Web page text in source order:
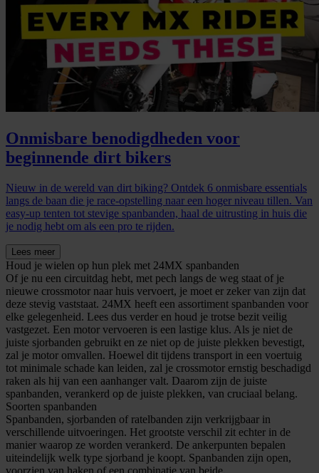
Onmisbare benodigdheden voor
beginnende dirt bikers
Nieuw in de wereld van dirt biking? Ontdek 6 onmisbare essentials
langs de baan die je race-opstelling naar een hoger niveau tillen. Van
easy-up tenten tot stevige spanbanden, haal de uitrusting in huis die
je nodig hebt om als een pro te rijden.
Lees meer
Houd je wielen op hun plek met 24MX spanbanden
Of je nu een circuitdag hebt, met pech langs de weg staat of je
nieuwe crossmotor naar huis vervoert, je moet er zeker van zijn dat
deze stevig vaststaat. 24MX heeft een assortiment spanbanden voor
elke gelegenheid. Lees dus verder en houd je trotse bezit veilig
vastgezet. Een motor vervoeren is een lastige klus. Als je niet de
juiste sjorbanden gebruikt en ze niet op de juiste plekken bevestigt,
zal je motor omvallen. Hoewel dit tijdens transport in een voertuig
tot minimale schade kan leiden, zal je crossmotor ernstig beschadigd
raken als hij van een aanhanger valt. Daarom zijn de juiste
spanbanden, verankerd op de juiste plekken, van cruciaal belang.
Soorten spanbanden
Spanbanden, sjorbanden of ratelbanden zijn verkrijgbaar in
verschillende uitvoeringen. Het grootste verschil zit echter in de
manier waarop ze worden verankerd. De ankerpunten bepalen
uiteindelijk welk type sjorband je koopt. Spanbanden zijn open,